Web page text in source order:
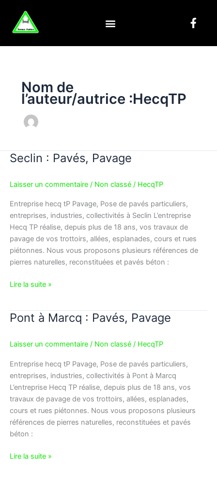
contenu
F
a
e
Nom de
l’auteur/autrice :HecqTP
Seclin : Pavés, Pavage
Laisser un commentaire / Non classé / HecqTP
Entreprise hecq tP Pavage, Pose de pavés particuliers,
entreprises, industries, collectivités à Seclin L’entreprise
Hecq TP réalise, depuis plus de 18 ans, vos travaux de
pavage de vos trottoirs, allées, esplanades, cours et rues
piétonnes. Nous vous proposons plusieurs références de
pierres naturelles, reconstituées et pavés béton :
Seclin
Pavés,
Lire la suite »
Pont à Marcq : Pavés, Pavage
Laisser un commentaire / Non classé / HecqTP
Entreprise hecq tP Pavage, Pose de pavés particuliers,
entreprises, industries, collectivités à Pont à Marcq
L’entreprise Hecq TP réalise, depuis plus de 18 ans, vos
travaux de pavage de vos trottoirs, allées, esplanades,
cours et rues piétonnes. Nous vous proposons plusieurs
références de pierres naturelles, reconstituées et pavés
béton :
Pont
Marcq
Pavés,
Pavage
Lire la suite »